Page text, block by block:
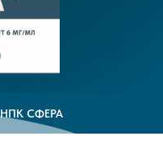
НПК СФЕРА